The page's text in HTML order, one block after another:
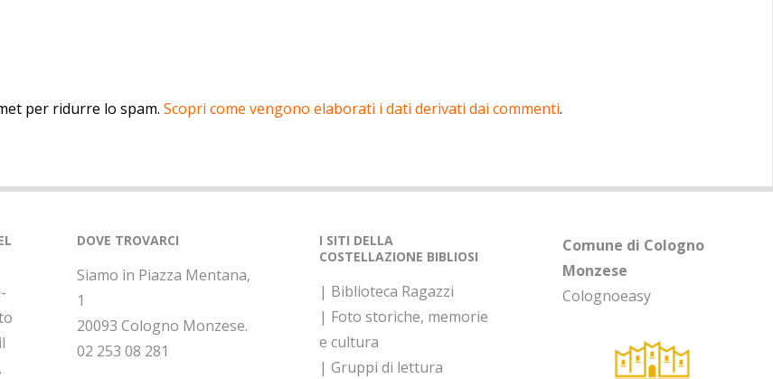
per ridurre lo spam. Scopri come vengono elaborati i dati derivati dai commenti.
DOVE TROVARCI
Siamo in Piazza Mentana,
1
20093 Cologno Monzese.
02 253 08 281
I SITI DELLA
COSTELLAZIONE BIBLIOSI
| Biblioteca Ragazzi
| Foto storiche, memorie
e cultura
| Gruppi di lettura
Comune di Cologno
Monzese
Colognoeasy